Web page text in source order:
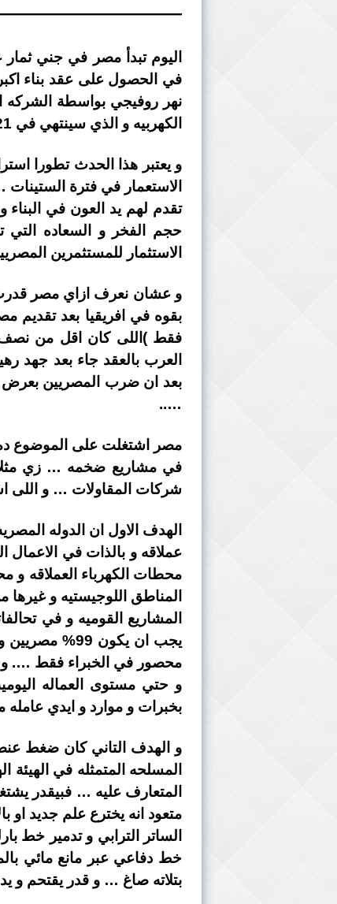
اليوم تبدأ مصر في جني ثمار
الكهربيه و الذي سينتهي في 2021 … اي بعد ثلاث سنوات فقط ….
و يعتبر هذا الحدث تطورا
الاستعمار في فترة
تقدم لهم يد العون في
حجم الفخر و السعاده التي
الاستثمار للمستثمرين
و عشان نعرف ازاي مصر قدرت
بقوه في افريقيا بعد
فقط )اللى كان اقل من
العرب بالعقد جاء بعد
بعد ان ضرب المصريين بعرض
…..
مصر اشتغلت على الموضوع
في مشاريع ضخمه … زي مثلا
شركات المقاولات … و اللى
الهدف الاول ان الدوله
عملاقه و بالذات في الاعمال
محطات الكهرباء العملاقه و
المناطق اللوجيستيه و
المشاريع القوميه و في
محصور في الخبراء فقط …. و
بخبرات و موارد و ايدي عامله
و الهدف التاني كان ضغط
المسلحه المتمثله في
المتعارف عليه … فبيقدر
متعود انه يخترع علم جديد
الساتر الترابي و تدمير خط
خط دفاعي عبر مانع مائي
بتلاته صاغ … و قدر يقتحم و